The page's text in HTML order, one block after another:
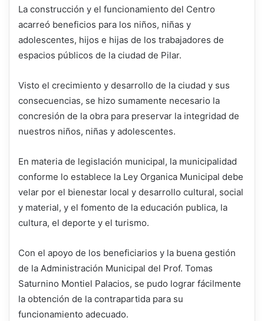
La construcción y el funcionamiento del Centro
acarreó beneficios para los niños, niñas y
adolescentes, hijos e hijas de los trabajadores de
espacios públicos de la ciudad de Pilar.
Visto el crecimiento y desarrollo de la ciudad y sus
consecuencias, se hizo sumamente necesario la
concresión de la obra para preservar la integridad de
nuestros niños, niñas y adolescentes.
En materia de legislación municipal, la municipalidad
conforme lo establece la Ley Organica Municipal debe
velar por el bienestar local y desarrollo cultural, social
y material, y el fomento de la educación publica, la
cultura, el deporte y el turismo.
Con el apoyo de los beneficiarios y la buena gestión
de la Administración Municipal del Prof. Tomas
Saturnino Montiel Palacios, se pudo lograr fácilmente
la obtención de la contrapartida para su
funcionamiento adecuado.